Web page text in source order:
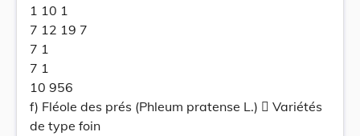
1 10 1
7 12 19 7
7 1
7 1
10 956
f) Fléole des prés (Phleum pratense L.)  Variétés
de type foin